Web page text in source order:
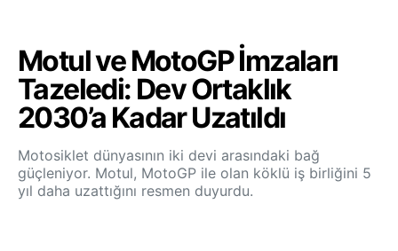
Motul ve MotoGP İmzaları
Tazeledi: Dev Ortaklık
2030’a Kadar Uzatıldı
Motosiklet dünyasının iki devi arasındaki bağ
güçleniyor. Motul, MotoGP ile olan köklü iş birliğini 5
yıl daha uzattığını resmen duyurdu.